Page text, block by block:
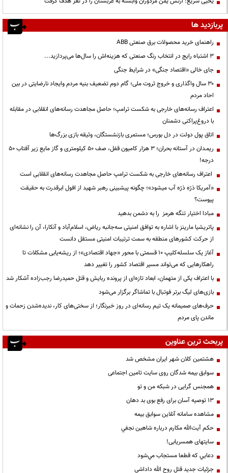
پربازدید ها
راهنمای خرید محصولات برق صنعتی ABB
3 اشتباه رایج در انتخاب رنگ صنعتی که هزینه‌اش را سال‌ها می‌پردازید...
جای خالی «اقتصاد جنگی» در شرایط جنگی
۳۰ سال واگذاری و خروج ثروت ملی؛ گام دوم تضعیف بنیه مردم وایجاد نارضایتی در بین
احاد مردم
اعتراف رسانه‌های خارجی به شکست ترامپ؛ حاصل مجاهدت رسانه‌های انقلابی در مقابله
با دروغ‌پراکنی دشمنان
اتاق پول دولت در دل بورس؛ مستمری بازنشستگان، وثیقه بازی بزرگ‌ها
ریمـدان در آستانه بحران؛ ۳ هزار کامیون قفل، صف ۵۰ کیلومتری و گاز مایع زیر آفتاب ۵۰
درجه!
اعتراف رسانه‌های خارجی به شکست ترامپ حاصل مجاهدت رسانه‌های انقلابی است
«آمریکا ذرّه ذرّه آب میشود»؛ چگونه پیشبینی رهبر شهید از افول ابرقدرت به حقیقت
پیوست؟
مبادا اختیار تنگه هرمز را به دشمن بدهید
پاتریشیا مارینز با اشاره به توافق امنیتی سه‌جانبه ریاض، اسلام‌آباد و آنکارا، آن را نشانه‌ای
از حرکت کشورهای منطقه به سمت ترتیبات امنیتی مستقل دانست
آغاز یک سلسله‌کلیپ ۱۰ قسمتی با محور «جهاد اقتصادی»؛ از ریشه‌یابی مشکلات تا
راهکارهایی که می‌تواند مسیر اقتصاد کشور را تغییر دهد
با اعتراف یکی از متهمان، ابعاد تازه‌ای از پرونده ربایش و قتل حمیدرضا رجب‌زاده آشکار شد
بازی‌های لیگ برتر فوتبال با تماشاگر برگزار می‌شود
حرف‌های صمیمانه یک تیم رسانه‌ای در روز خبرنگار؛ از سختی‌های کار، ندیده‌شدن زحمات و
ماندن پای مردم
پربحث ترین عناوین
هشتمین کلان شهر ایران مشخص شد
سوابق بیمه شدگان روی سایت تامین اجتماعی
همجنس گرایی در شبکه من و تو
13 توصیه آسان برای رفع بوی بد دهان
مشاهده سامانه آنلاين سوابق بیمه
حكم آيت‌الله مكارم درباره شاهين نجفي
سایتهای همسریابی!
دعايي كه قطعا مستجاب مي‌شود
جزئیات جدید قتل روح الله داداشی